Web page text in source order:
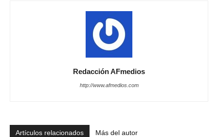
Redacción AFmedios
http://www.afmedios.com
Artículos relacionados Más del autor